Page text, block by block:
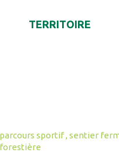
TERRITOIRE
sportif , sentier
forestière